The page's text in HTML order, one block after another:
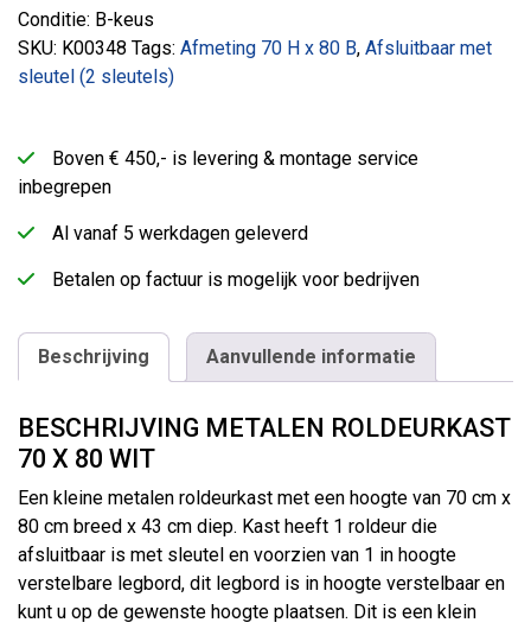
Conditie: B-keus
SKU: K00348 Tags: Afmeting 70 H x 80 B, Afsluitbaar met
sleutel (2 sleutels)
Boven € 450,- is levering & montage service
inbegrepen
Al vanaf 5 werkdagen geleverd
Betalen op factuur is mogelijk voor bedrijven
Beschrijving Aanvullende informatie
BESCHRIJVING METALEN ROLDEURKAST
70 X 80 WIT
Een kleine metalen roldeurkast met een hoogte van 70 cm x
80 cm breed x 43 cm diep. Kast heeft 1 roldeur die
afsluitbaar is met sleutel en voorzien van 1 in hoogte
verstelbare legbord, dit legbord is in hoogte verstelbaar en
kunt u op de gewenste hoogte plaatsen. Dit is een klein